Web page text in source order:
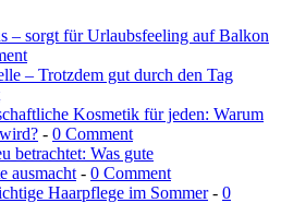
– sorgt für Urlaubsfeeling auf Balkon
– Trotzdem gut durch den Tag
Kosmetik für jeden: Warum
- 0 Comment
betrachtet: Was gute
ausmacht - 0 Comment
Haarpflege im Sommer- 0